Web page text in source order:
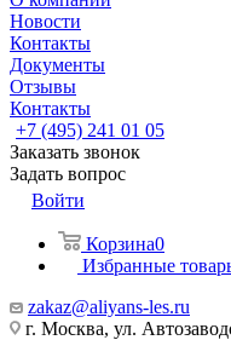
Новости
Контакты
Документы
Отзывы
Контакты
+7 (495) 241 01 05
Заказать звонок
Задать вопрос
Войти
Корзина0
Избранные
zakaz@aliyans-les.ru
г. Москва, ул.